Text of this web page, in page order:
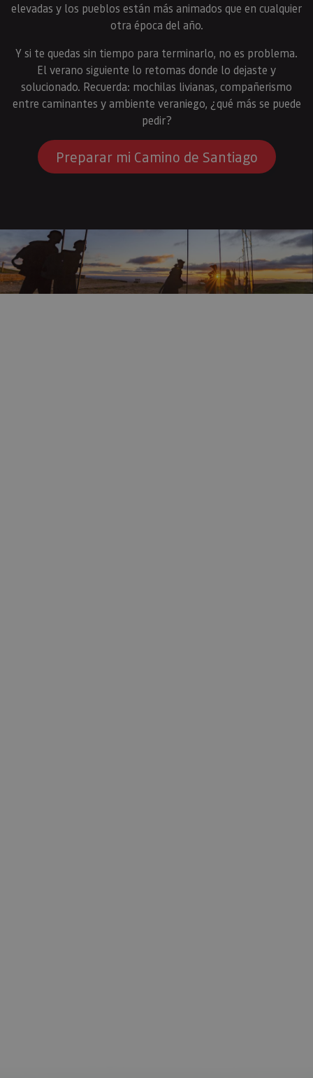
elevadas y los pueblos están más animados que en cualquier
otra época del año.
Y si te quedas sin tiempo para terminarlo, no es problema.
El verano siguiente lo retomas donde lo dejaste y
solucionado. Recuerda: mochilas livianas, compañerismo
entre caminantes y ambiente veraniego, ¿qué más se puede
pedir?
Preparar mi Camino de Santiago